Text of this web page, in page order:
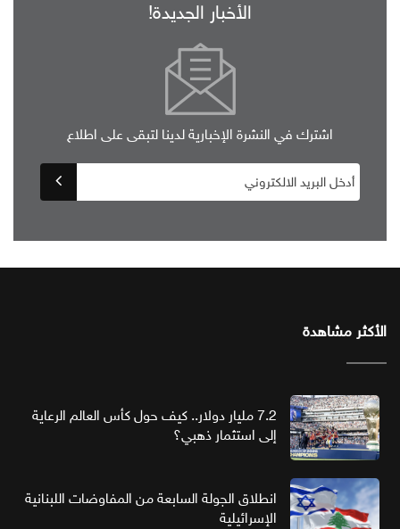
الأخبار الجديدة!
اشترك في النشرة الإخبارية لدينا لتبقى على اطلاع
الأكثر مشاهدة
7.2 مليار دولار.. كيف حول كأس العالم الرعاية
إلى استثمار ذهبي؟
انطلاق الجولة السابعة من المفاوضات اللبنانية
الإسرائيلية